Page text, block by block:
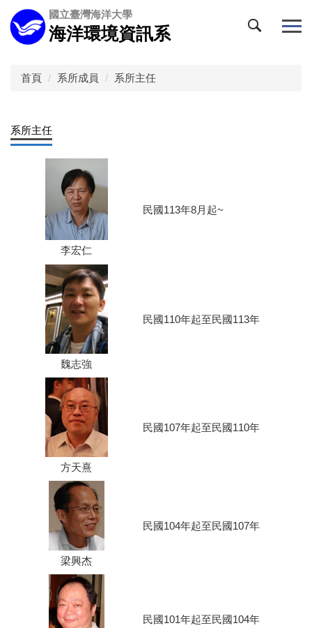
跳
到
主
國立臺灣海洋大學
海洋環境資訊系
首頁 系所成員 系所主任
系所主任
李宏仁
民國113年8月起~
魏志強
民國110年起至民國113年
方天熹
民國107年起至民國110年
梁興杰
民國104年起至民國107年
民國101年起至民國104年